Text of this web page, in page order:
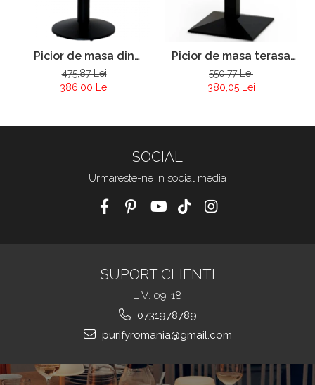
Picior de masa din
fonta Pur 083
475,87 Lei
386,00 Lei
Picior de masa terasa
restaurant din fonta
Pur 086
550,77 Lei
380,05 Lei
SOCIAL
Urmareste-ne in social media
SUPORT CLIENTI
L-V: 09-18
0731978789
purifyromania@gmail.com